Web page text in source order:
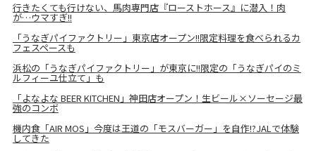
行きたくても行けない、馬肉専門店『ローストホース』に潜入！肉
が…ウマすぎ!!
「うなぎパイファクトリー」東京店オープン!!限定料理を食べられるカ
フェスペースも
浜松の「うなぎパイファクトリー」が東京に!!限定の「うなぎパイのミ
ルフィーユ仕立て」も
「よなよな BEER KITCHEN」神田店オープン！生ビール×ソーセージ最
強のコンボ
機内食「AIR MOS」今度は王道の「モスバーガー」を自作!?JALで体験
してきた